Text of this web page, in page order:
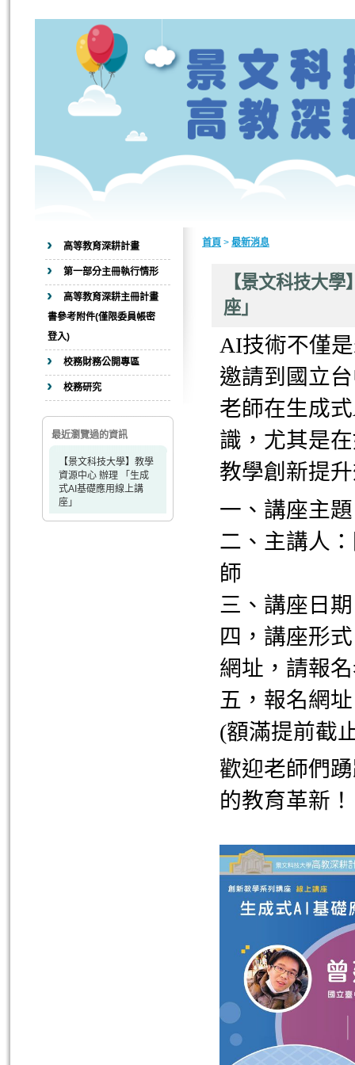
高等教育深耕計畫
第一部分主冊執行情形
高等教育深耕主冊計畫
書參考附件(僅限委員帳密
登入)
校務財務公開專區
校務研究
最近瀏覽過的資訊
【景文科技大學】教學
資源中心 辦理 「生成
式AI基礎應用線上講
座」
首頁 > 最新消息
【景文科技大
座」
AI技術不僅
邀請到國立
老師在生成
識，尤其是
教學創新提
一、講座主
二、主講人
師
三、講座日
四，講座形
網址，請報
五，報名網
(額滿提前截
歡迎老師們
的教育革新！